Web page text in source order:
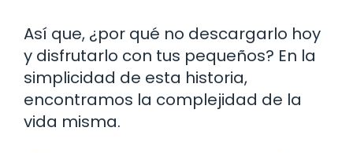
Así que, ¿por qué no descargarlo hoy
y disfrutarlo con tus pequeños? En la
simplicidad de esta historia,
encontramos la complejidad de la
vida misma.